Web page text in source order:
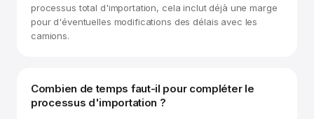
processus total d'importation, cela inclut déjà une marge
pour d'éventuelles modifications des délais avec les
camions.
Combien de temps faut-il pour compléter le
processus d'importation ?